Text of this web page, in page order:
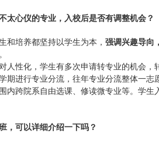
太心仪的专业，入校后是否有调整机会？
和培养都坚持以学生为本， 强调兴趣导向
人性化，学生有多次申请转专业的机会
期进行专业分流，往年专业分流整体一
内跨院系自由选课、修读微专业等。学
，可以详细介绍一下吗？